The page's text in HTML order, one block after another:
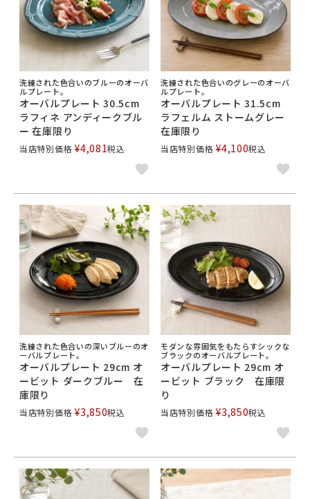
洗練された色合いのブルーのオーバ
ルプレート。
オーバルプレート 30.5cm
ラフィネ アンディークブル
ー 在庫限り
当店特別価格 ¥4,081税込
洗練された色合いのグレーのオーバ
ルプレート。
オーバルプレート 31.5cm
ラフェルム ストームグレー
在庫限り
当店特別価格 ¥4,100税込
洗練された色合いの深いブルーのオ
ーバルプレート。
オーバルプレート 29cm オ
ービット ダークブルー 在
庫限り
当店特別価格 ¥3,850税込
モダンな雰囲気をもたらすシックな
ブラックのオーバルプレート。
オーバルプレート 29cm オ
ービット ブラック 在庫限
り
当店特別価格 ¥3,850税込